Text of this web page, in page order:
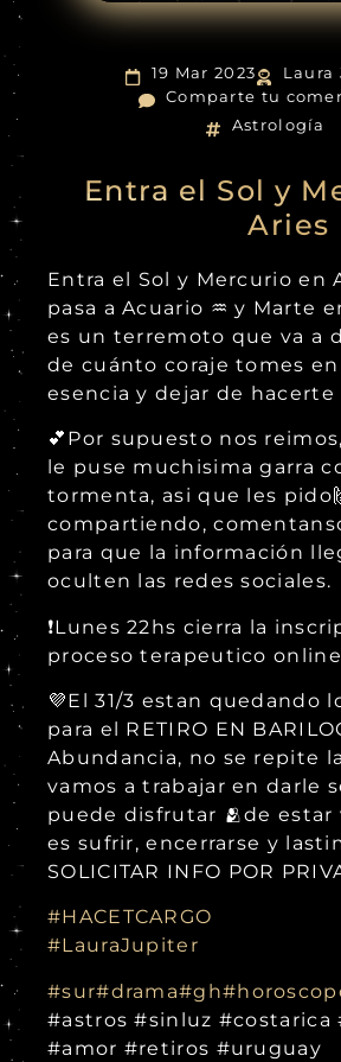
19 Mar 2023
Laura
Comparte tu
Astrología
Entra el Sol y
Aries
Entra el Sol y Mercurio en
pasa a Acuario ♒ y Marte
es un terremoto que va a
de cuánto coraje tomes
esencia y dejar de hacerte
💕Por supuesto nos
le puse muchisima garra
tormenta, asi que les
compartiendo,
para que la información
oculten las redes sociales.
❗Lunes 22hs cierra la
proceso terapeutico online
💜El 31/3 estan quedando
para el RETIRO EN
Abundancia, no se repite
vamos a trabajar en darle
puede disfrutar 🫂de
es sufrir, encerrarse y
SOLICITAR INFO POR
#HACETCARGO
#LauraJupiter
#sur#drama#gh
#astros #sinluz #costarica
#amor #retiros #uruguay